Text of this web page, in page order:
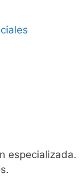
especializada.